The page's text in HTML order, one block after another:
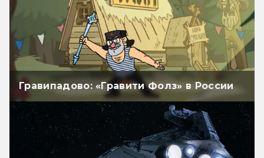
Гравипадово: «Гравити Фолз» в России